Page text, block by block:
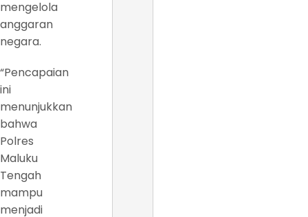
mengelola
anggaran
negara.
“Pencapaian
ini
menunjukkan
bahwa
Polres
Maluku
Tengah
mampu
menjadi